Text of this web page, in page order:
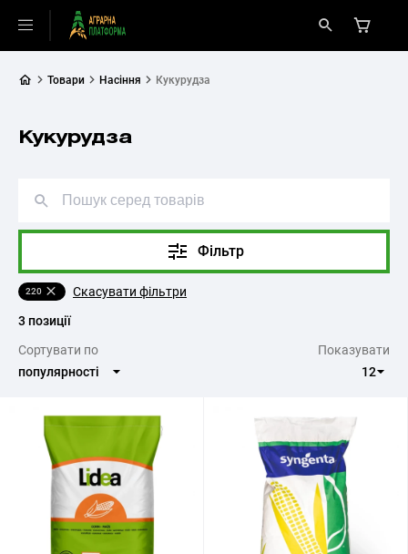
Товари Насіння Кукурудза
Кукурудза
220 Скасувати фільтри
Фільтр
3 позиції
Cортувати по
Показувати